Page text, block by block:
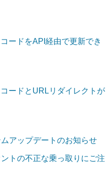
ードをAPI経由で更新でき
ードとURLリダイレクトが
ムアップデートのお知らせ
トの不正な乗っ取りにご注